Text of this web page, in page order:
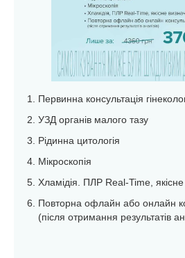
Первинна консультація
УЗД органів малого тазу
Рідинна цитологія
Мікроскопія
Хламідія. ПЛР Real-Time,
Повторна офлайн або онлайн
(після отримання результатів